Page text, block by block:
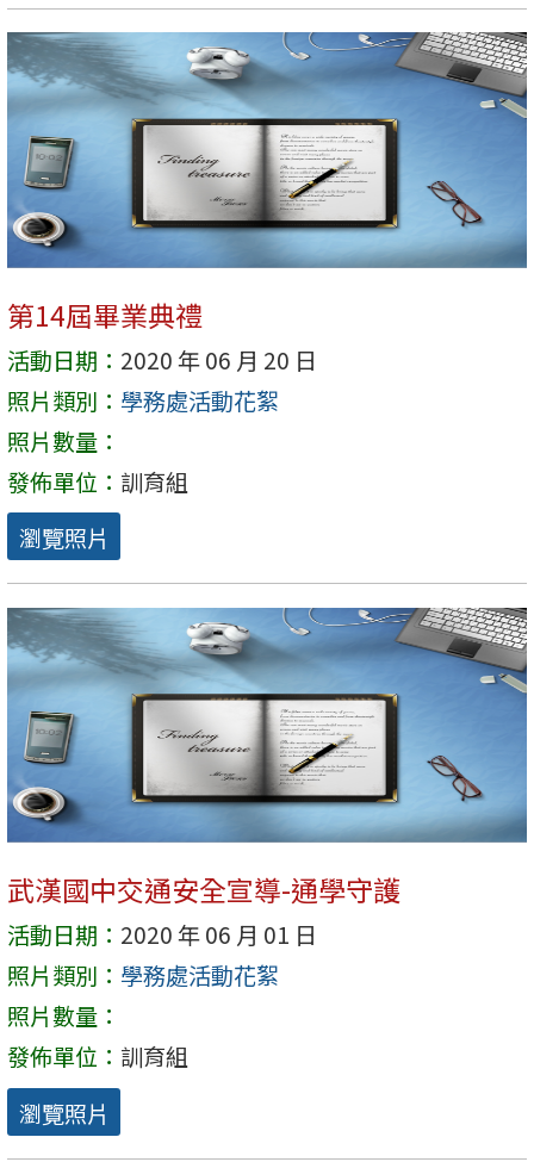
第14屆畢業典禮
活動日期： 2020 年 06 月 20 日
照片類別： 學務處活動花絮
照片數量：
發佈單位： 訓育組
瀏覽照片
武漢國中交通安全宣導-通學守護
活動日期： 2020 年 06 月 01 日
照片類別： 學務處活動花絮
照片數量：
發佈單位： 訓育組
瀏覽照片